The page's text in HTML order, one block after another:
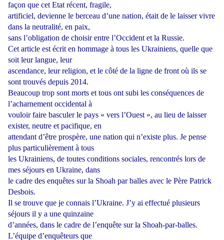
façon que cet Etat récent, fragile,
artificiel, devienne le berceau d’une nation, était de le laisser vivre
dans la neutralité, en paix,
sans l’obligation de choisir entre l’Occident et la Russie.
Cet article est écrit en hommage à tous les Ukrainiens, quelle que
soit leur langue, leur
ascendance, leur religion, et le côté de la ligne de front où ils se
sont trouvés depuis 2014.
Beaucoup trop sont morts et tous ont subi les conséquences de
l’acharnement occidental à
vouloir faire basculer le pays « vers l’Ouest », au lieu de laisser
exister, neutre et pacifique, en
attendant d’être prospère, une nation qui n’existe plus. Je pense
plus particulièrement à tous
les Ukrainiens, de toutes conditions sociales, rencontrés lors de
mes séjours en Ukraine, dans
le cadre des enquêtes sur la Shoah par balles avec le Père Patrick
Desbois.
Il se trouve que je connais l’Ukraine. J’y ai effectué plusieurs
séjours il y a une quinzaine
d’années, dans le cadre de l’enquête sur la Shoah-par-balles.
L’équipe d’enquêteurs que